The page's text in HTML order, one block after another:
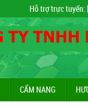
Hỗ trợ trực tuyến:
CẨM NANG